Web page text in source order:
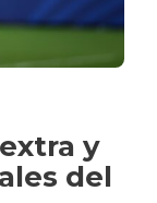
y
del